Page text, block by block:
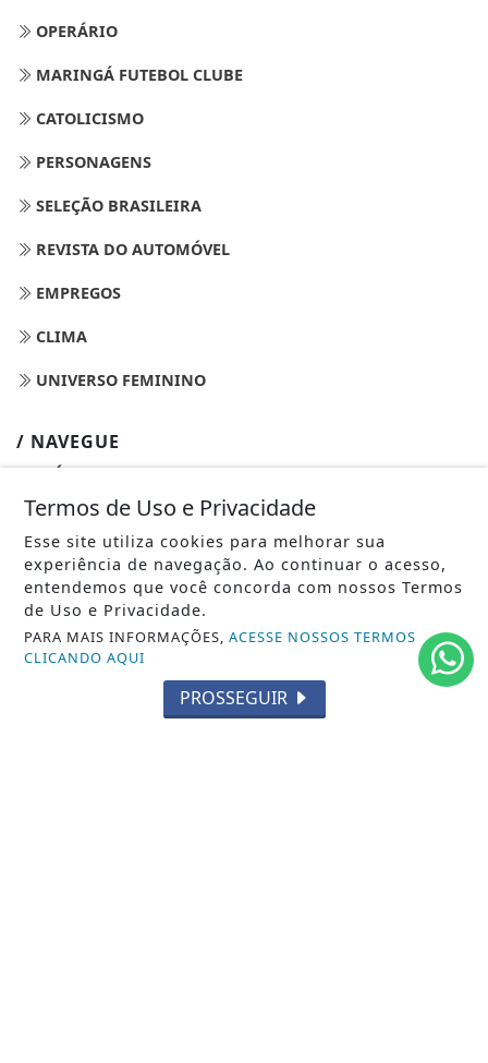
OPERÁRIO
MARINGÁ FUTEBOL CLUBE
CATOLICISMO
PERSONAGENS
SELEÇÃO BRASILEIRA
REVISTA DO AUTOMÓVEL
EMPREGOS
CLIMA
UNIVERSO FEMININO
/ NAVEGUE
INÍCIO
SOBRE
PAINEL DO LEITOR
EXPEDIENTE
TERMOS DE USO E PRIVACIDADE
Termos de Uso e Privacidade
Esse site utiliza cookies para melhorar sua
experiência de navegação. Ao continuar o acesso,
entendemos que você concorda com nossos Termos
de Uso e Privacidade.
PARA MAIS INFORMAÇÕES,ACESSE NOSSOS TERMOS
CLICANDO AQUI
PROSSEGUIR